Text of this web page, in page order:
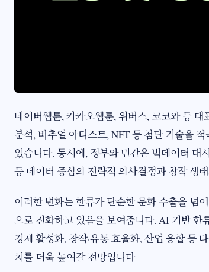
네이버웹툰, 카카오웹툰, 위버스, 코코와 등
분석, 버추얼 아티스트, NFT 등 첨단 기술을
있습니다. 동시에, 정부와 민간은 빅데이터 대
등 데이터 중심의 전략적 의사결정과 창작 생
이러한 변화는 한류가 단순한 문화 수출을 넘
으로 진화하고 있음을 보여줍니다. AI 기반 한
경제 활성화, 창작·유통 효율화, 산업 융합 등
치를 더욱 높여갈 전망입니다